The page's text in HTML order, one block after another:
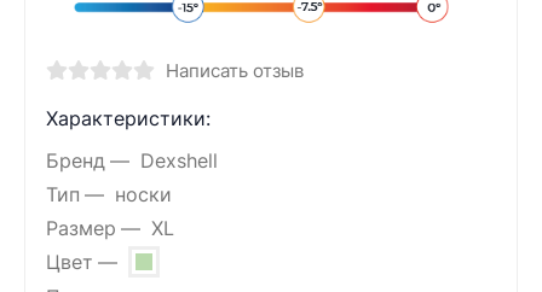
Написать отзыв
Характеристики:
Бренд
Dexshell
Тип
носки
Размер
XL
Цвет